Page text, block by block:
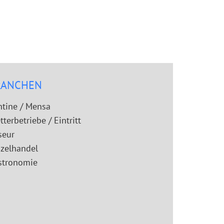
/ Mensa
/ Eintritt